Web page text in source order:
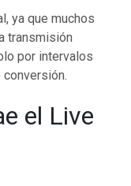
ya que muchos
transmisión
por intervalos
conversión.
el Live